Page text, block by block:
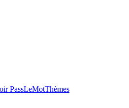
PassLeMotThèmes